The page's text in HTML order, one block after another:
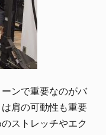
ンで重要なのがバ
肩の可動性も重要
ストレッチやエク